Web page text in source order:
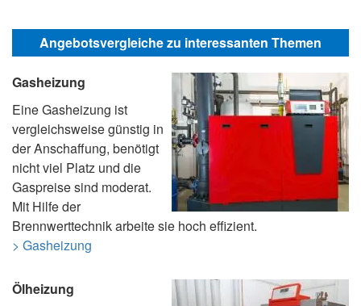
Angebotsvergleiche zu interessanten Themen
Gasheizung
Eine Gasheizung ist
vergleichsweise günstig in
der Anschaffung, benötigt
nicht viel Platz und die
Gaspreise sind moderat.
Mit Hilfe der
Brennwerttechnik arbeite sie hoch effizient.
> Gasheizung
Ölheizung